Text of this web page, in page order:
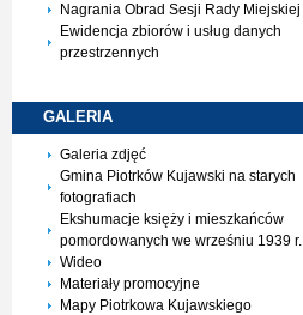
Nagrania Obrad Sesji Rady Miejskiej
Ewidencja zbiorów i usług danych
przestrzennych
GALERIA
Galeria zdjęć
Gmina Piotrków Kujawski na starych
fotografiach
Ekshumacje księży i mieszkańców
pomordowanych we wrześniu 1939 r.
Wideo
Materiały promocyjne
Mapy Piotrkowa Kujawskiego